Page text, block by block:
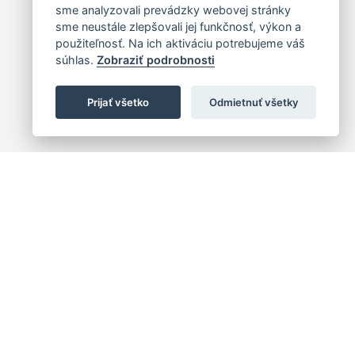
sme analyzovali prevádzky webovej stránky
sme neustále zlepšovali jej funkčnosť, výkon a
použiteľnosť. Na ich aktiváciu potrebujeme váš
súhlas. Zobraziť podrobnosti
Prijať všetko Odmietnuť všetky